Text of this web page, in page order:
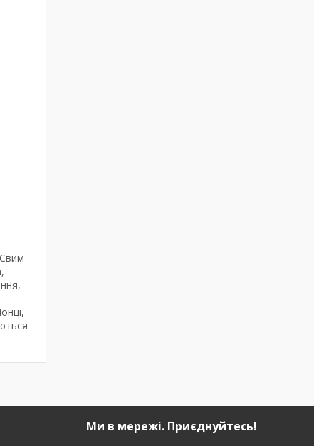
Ми в мережі. Приєднуйтесь!